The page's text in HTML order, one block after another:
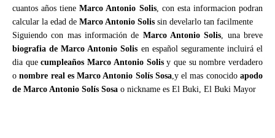
cuantos años tieneMarco Antonio Solis, con esta informacion podran
calcular la edad de Marco Antonio Solis sin develarlo tan facilmente
Siguiendo con mas información de Marco Antonio Solis, una breve
biografia de Marco Antonio Solis en español seguramente incluirá el
dia quecumpleaños Marco Antonio Solisy que su nombre verdadero
onombre real es Marco Antonio Solís Sosa,y el mas conocidoapodo
de Marco Antonio Solís Sosa o nickname es El Buki, El Buki Mayor